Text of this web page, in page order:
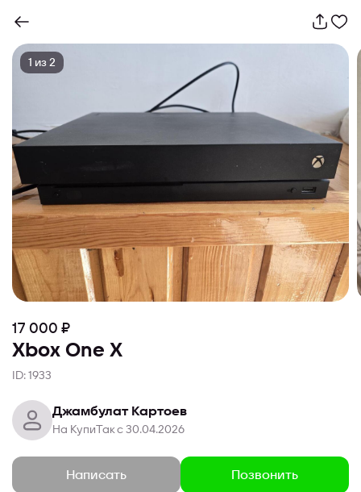
1 из 2
17 000 ₽
Xbox One X
ID: 1933
Джамбулат Картоев
На КупиТак с 30.04.2026
Написать Позвонить